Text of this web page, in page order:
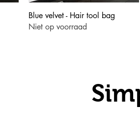
Snel overzicht
Blue velvet - Hair tool bag
Niet op voorraad